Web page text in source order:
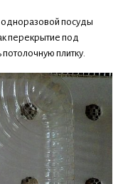
посуды
перекрытие под
плитку.